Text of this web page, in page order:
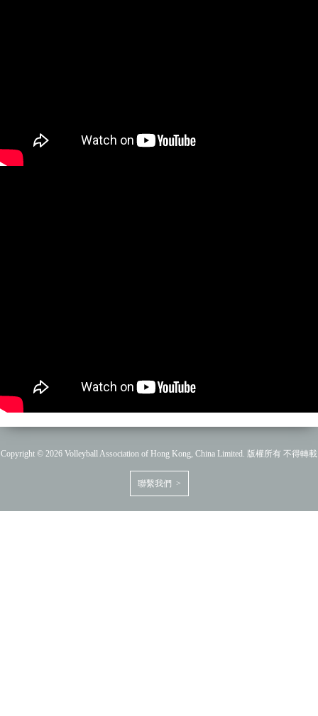
Copyright © 2026 Volleyball Association of Hong Kong, China Limited. 版權所有 不得轉載
聯繫我們 >